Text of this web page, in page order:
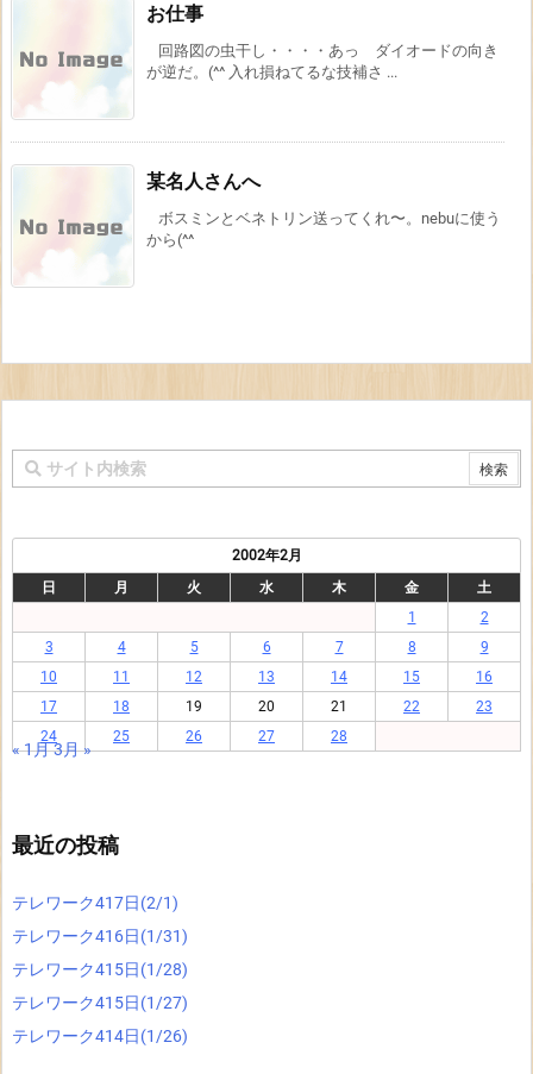
お仕事
回路図の虫干し・・・・あっ ダイオードの向き
が逆だ。(^^ 入れ損ねてるな技補さ ...
某名人さんへ
ボスミンとベネトリン送ってくれ〜。nebuに使う
から(^^
2002年2月
日
月 火 水 木 金
土
1
2
3
4 5 6 7 8
9
10
11 12 13 14 15
16
17
18 19 20 21 22
23
24
25 26 27 28
« 1月3月 »
最近の投稿
テレワーク417日(2/1)
テレワーク416日(1/31)
テレワーク415日(1/28)
テレワーク415日(1/27)
テレワーク414日(1/26)